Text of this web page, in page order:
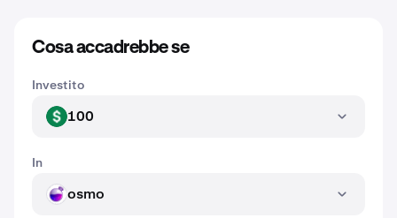
Cosa accadrebbe se
Investito
USD 100
In
OSMO osmo